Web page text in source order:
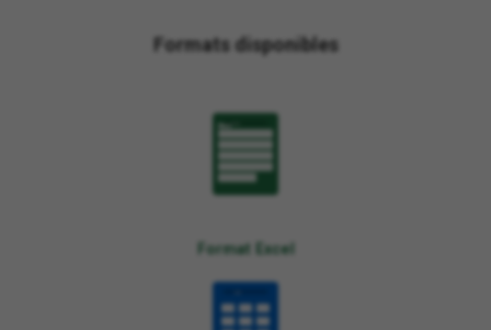
Formats disponibles
Format Excel